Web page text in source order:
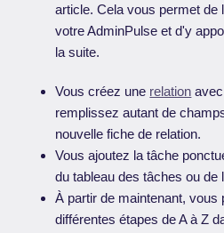
article. Cela vous permet de l
votre AdminPulse et d'y
la suite.
Vous créez une relation
remplissez autant de
nouvelle fiche de relation.
Vous ajoutez la tâche
du tableau des tâches ou de
À partir de maintenant, vous
différentes étapes de A à Z